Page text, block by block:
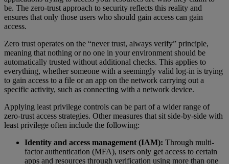
be. The zero-trust approach to security reflects this reality and
ensures that only those users who should gain access can gain
access.
Zero trust operates on the “never trust, always verify” principle,
meaning that nothing or no one in your environment should be
automatically trusted without additional checks. This applies to
everything, whether someone with a seemingly valid log-in is trying
to gain access to a file or an app on the network carrying out a
specific activity, such as connecting with a network device.
Applying least privilege controls can be part of a wider range of
zero-trust access strategies. Other measures that sit side-by-side with
least privilege often include the following:
Identity and access management (IAM): Through multi-
factor authentication (MFA), users only get access to certain
apps and resources through verification using more than one